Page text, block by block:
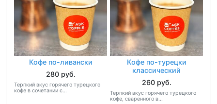
Кофе по-ливански
280 руб.
Терпкий вкус горячего турецкого
кофе в сочетании с...
Кофе по-турецки
классический
260 руб.
Терпкий вкус горячего турецкого
кофе, сваренного в...